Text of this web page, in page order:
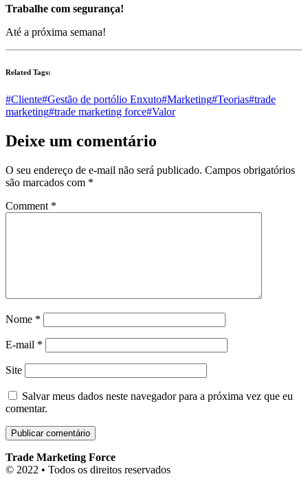
Trabalhe com segurança!
Até a próxima semana!
Related Tags:
#Cliente#Gestão de portólio Enxuto#Marketing#Teorias#trade
marketing#trade marketing force#Valor
Deixe um comentário
O seu endereço de e-mail não será publicado. Campos obrigatórios
são marcados com *
Comment *
Nome *
E-mail *
Site
Salvar meus dados neste navegador para a próxima vez que eu
comentar.
Trade Marketing Force
© 2022 • Todos os direitos reservados